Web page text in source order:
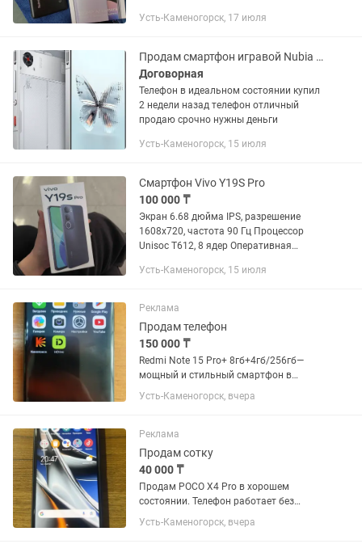
Полный комплект: коробка, зарядка,
Усть-Каменогорск, 17 июля
Продам смартфон игравой Nubia RedMagic 10 Pro
Договорная
Телефон в идеальном состоянии купил
2 недели назад телефон отличный
продаю срочно нужны деньги
Усть-Каменогорск, 15 июля
Смартфон Vivo Y19S Pro
100 000 ₸
Экран 6.68 дюйма IPS, разрешение
1608x720, частота 90 Гц Процессор
Unisoc T612, 8 ядер Оперативная
ГБ, есть слот для microSD Основная
Усть-Каменогорск, 15 июля
Реклама
Продам телефон
150 000 ₸
Redmi Note 15 Pro+ 8гб+4гб/256гб—
мощный и стильный смартфон в
отличном состоянии. Телефону 2
недели, продается в связи с тем что
зарядка,документы, чек имееться
Усть-Каменогорск, вчера
Реклама
Продам сотку
40 000 ₸
Продам POCO X4 Pro в хорошем
состоянии. Телефон работает без
нареканий. Экран без трещин, все
функции (камера, динамики, микрофон,
Усть-Каменогорск, вчера